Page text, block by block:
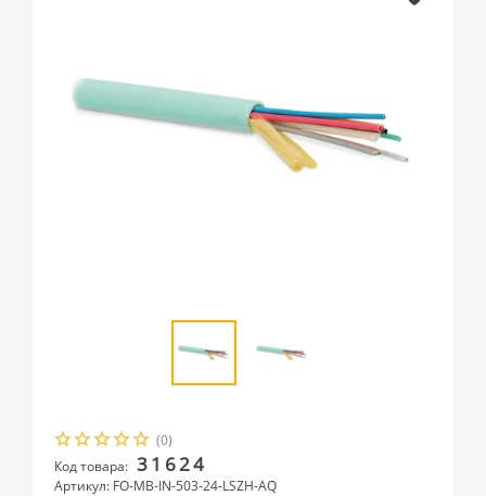
(0)
Код товара: 31624
Артикул: FO-MB-IN-503-24-LSZH-AQ